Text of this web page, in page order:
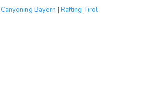
Canyoning Bayern |Rafting Tirol